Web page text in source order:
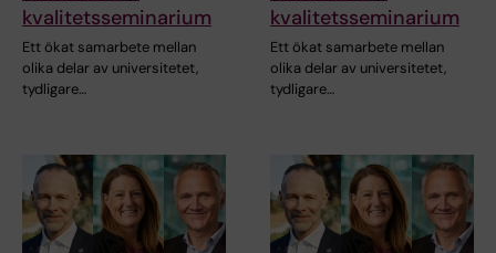
kvalitetsseminarium
Ett ökat samarbete mellan
olika delar av universitetet,
tydligare…
kvalitetsseminarium
Ett ökat samarbete mellan
olika delar av universitetet,
tydligare…